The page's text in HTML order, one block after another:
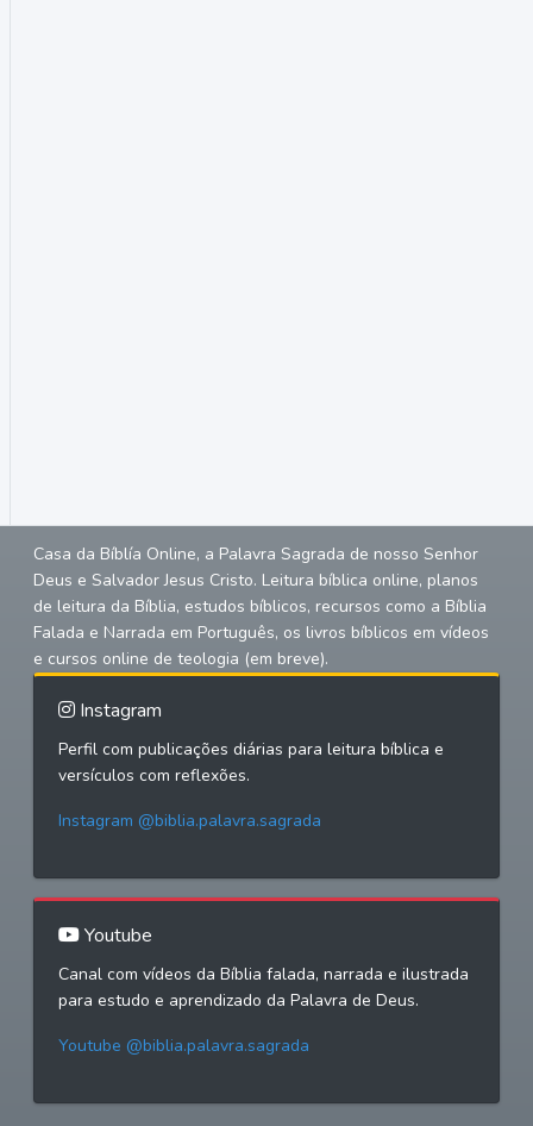
Casa da Bíblía Online, a Palavra Sagrada de nosso Senhor
Deus e Salvador Jesus Cristo. Leitura bíblica online, planos
de leitura da Bíblia, estudos bíblicos, recursos como a Bíblia
Falada e Narrada em Português, os livros bíblicos em vídeos
e cursos online de teologia (em breve).
Instagram
Perfil com publicações diárias para leitura bíblica e
versículos com reflexões.
Instagram @biblia.palavra.sagrada
Youtube
Canal com vídeos da Bíblia falada, narrada e ilustrada
para estudo e aprendizado da Palavra de Deus.
Youtube @biblia.palavra.sagrada